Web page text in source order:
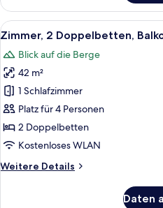
1
Schlafzimmer,
Meerblick
Alle
Fotos
für
Zimmer,
2 Doppelbetten,
Balkon,
Bergblick
(Balcony)
7
Zimmer, 2 Doppelbetten,
Blick auf die Berge
42 m²
1 Schlafzimmer
Platz für 4 Personen
2 Doppelbetten
Kostenloses WLAN
Weitere Details
Weitere
Daten